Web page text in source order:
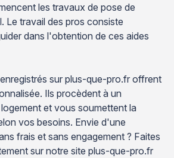
les travaux de pose de
Le travail des pros consiste
dans l'obtention de ces aides
sur plus-que-pro.fr offrent
Ils procèdent à un
et vous soumettent la
vos besoins. Envie d'une
frais et sans engagement ? Faites
sur notre site plus-que-pro.fr